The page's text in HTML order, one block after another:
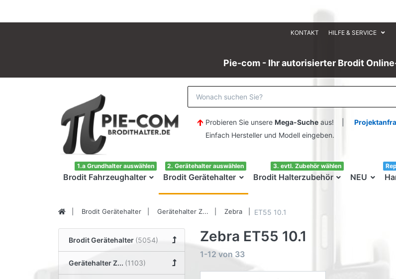
KONTAKT HILFE & SERVICE
Pie-com - Ihr autorisierter Brodit
Probieren Sie unsere Mega-Sucheaus! |
Einfach Hersteller und Modell eingeben.
Brodit Fahrzeughalter
1.a Grundhalter auswählen
Brodit Gerätehalter
2. Gerätehalter auswählen
Brodit Halterzubehör
3. evtl. Zubehör wählen
NEU
Brodit Gerätehalter Gerätehalter Z... Zebra ET55 10.1
Brodit Gerätehalter
Gerätehalter Z...
Zebra ET55 10.1
1-12 von 33